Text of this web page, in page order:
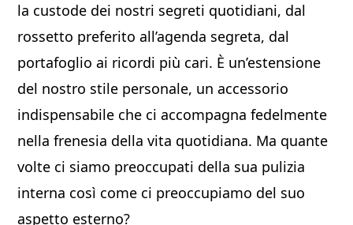
la custode dei nostri segreti quotidiani, dal
rossetto preferito all’agenda segreta, dal
portafoglio ai ricordi più cari. È un’estensione
del nostro stile personale, un accessorio
indispensabile che ci accompagna fedelmente
nella frenesia della vita quotidiana. Ma quante
volte ci siamo preoccupati della sua pulizia
interna così come ci preoccupiamo del suo
aspetto esterno?